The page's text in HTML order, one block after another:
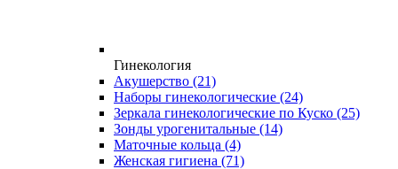
Гинекология
Акушерство (21)
Наборы гинекологические (24)
Зеркала гинекологические по Куско (25)
Зонды урогенитальные (14)
Маточные кольца (4)
Женская гигиена (71)